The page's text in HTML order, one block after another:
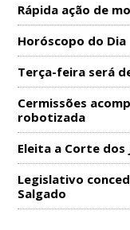
Rápida ação de
Horóscopo do Dia
Terça-feira será
Cermissões
robotizada
Eleita a Corte dos
Legislativo
Salgado